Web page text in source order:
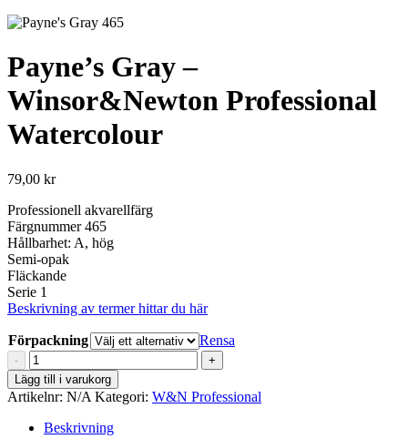
Payne’s Gray –
Winsor&Newton Professional
Watercolour
79,00 kr
Professionell akvarellfärg
Färgnummer 465
Hållbarhet: A, hög
Semi-opak
Fläckande
Serie 1
Beskrivning av termer hittar du här
Förpackning Rensa
-
Payne’s
Gray
-
Winsor&Newton
Professional
+
Lägg till i varukorg
Artikelnr: N/A Kategori: W&N Professional
Beskrivning